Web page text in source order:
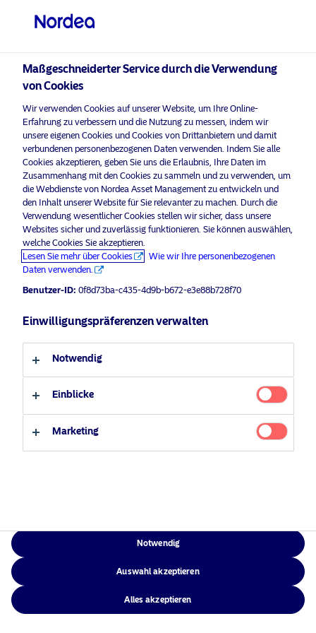
Bitte wählen Sie Ihr Anlegerprofil
aus
Land
Deutschland
Sprache
Deutsch
Privater Anleger
Nordea Asset Management ist einer der größten Asset
Manager in den nordischen Ländern und verfügt über
eine globale Präsenz in Europa, Amerika und Asien.
Risikohinweise
Home
Über uns
Verantwortungsbewusste
Investments
News
Kontakt
Datenschutzerklärung
Zugänglichkeit
©2026 – Nordea Asset Management – alle Rechte vorbehalten
Maßgeschneiderter Service durch die Verwendung
von Cookies
Wir verwenden Cookies auf unserer Website, um Ihre Online-
Erfahrung zu verbessern und die Nutzung zu messen, indem wir
unsere eigenen Cookies und Cookies von Drittanbietern und damit
verbundenen personenbezogenen Daten verwenden. Indem Sie alle
Cookies akzeptieren, geben Sie uns die Erlaubnis, Ihre Daten im
Zusammenhang mit den Cookies zu sammeln und zu verwenden, um
die Webdienste von Nordea Asset Management zu entwickeln und
den Inhalt unserer Website für Sie relevanter zu machen. Durch die
Verwendung wesentlicher Cookies stellen wir sicher, dass unsere
Websites sicher und zuverlässig funktionieren. Sie können auswählen,
welche Cookies Sie akzeptieren.
Lesen Sie mehr über Cookies
Wie wir Ihre personenbezogenen
Daten verwenden.
Benutzer-ID: 0f8d73ba-c435-4d9b-b672-e3e88b728f70
Einwilligungspräferenzen verwalten
Notwendig
Einblicke
Marketing
Notwendig
Auswahl akzeptieren
Alles akzeptieren